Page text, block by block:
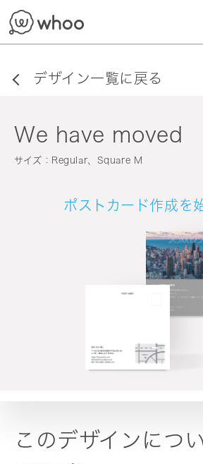
デザイン一覧に戻る
We have moved
サイズ：Regular、Square M
ポストカード作成を
このデザインにつ